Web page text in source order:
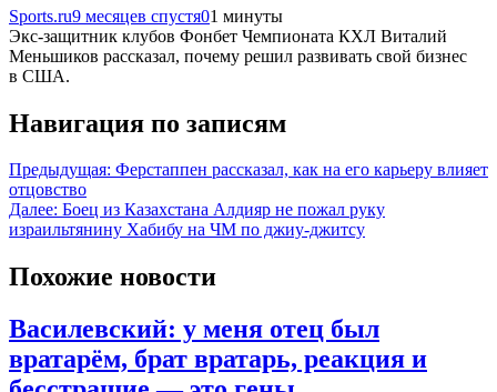
Sports.ru9 месяцев спустя01 минуты
Экс-защитник клубов Фонбет Чемпионата КХЛ Виталий
Меньшиков рассказал, почему решил развивать свой бизнес
в США.
Навигация по записям
Предыдущая: Ферстаппен рассказал, как на его карьеру влияет
отцовство
Далее: Боец из Казахстана Алдияр не пожал руку
израильтянину Хабибу на ЧМ по джиу-джитсу
Похожие новости
Василевский: у меня отец был
вратарём, брат вратарь, реакция и